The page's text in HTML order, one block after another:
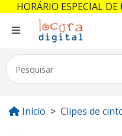
Início Clipes de
HORÁRIO ESPECIAL DE